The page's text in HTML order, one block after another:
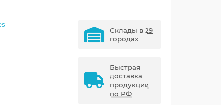
Склады в 29
городах
Быстрая
доставка
продукции
по РФ